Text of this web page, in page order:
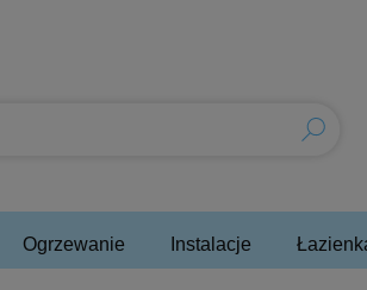
Ogrzewanie Instalacje